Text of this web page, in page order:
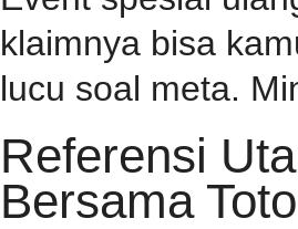
klaimnya bisa
lucu soal meta.
Referensi
Bersama Toto